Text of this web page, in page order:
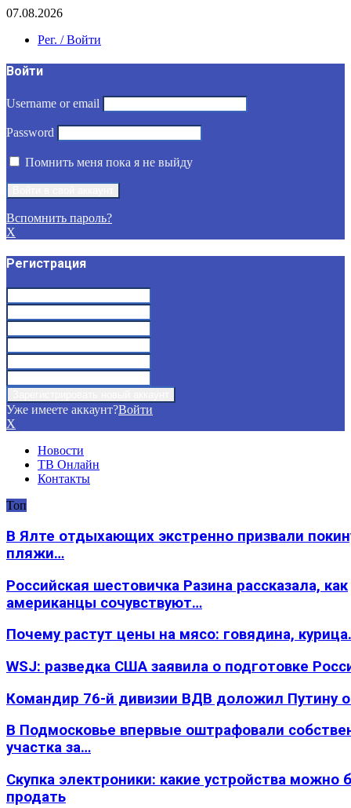
07.08.2026
Рег. / Войти
Войти
Username or email
Password
Помнить меня пока я не выйду
Вспомнить пароль?
X
Регистрация
Уже имеете аккаунт?Войти
X
Новости
ТВ Онлайн
Контакты
Топ
В Ялте отдыхающих экстренно призвали
пляжи…
Российская шестовичка Разина рассказала, как
американцы сочувствуют…
Почему растут цены на мясо: говядина,
WSJ: разведка США заявила о подготовке
Командир 76-й дивизии ВДВ доложил Путину
В Подмосковье впервые оштрафовали
участка за…
Скупка электроники: какие устройства можно
продать